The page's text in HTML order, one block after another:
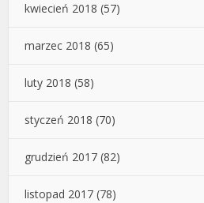
kwiecień 2018 (57)
marzec 2018 (65)
luty 2018 (58)
styczeń 2018 (70)
grudzień 2017 (82)
listopad 2017 (78)